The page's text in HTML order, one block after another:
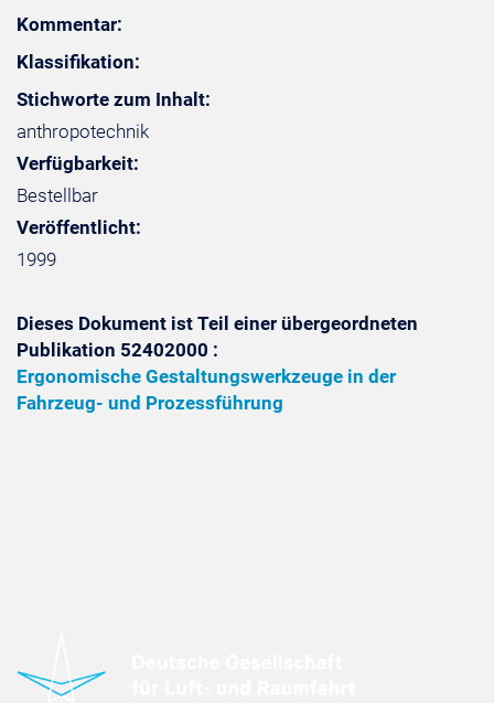
Kommentar:
Klassifikation:
Stichworte zum Inhalt:
anthropotechnik
Verfügbarkeit:
Bestellbar
Veröffentlicht:
1999
Dieses Dokument ist Teil einer übergeordneten
Publikation 52402000 :
Ergonomische Gestaltungswerkzeuge in der
Fahrzeug- und Prozessführung